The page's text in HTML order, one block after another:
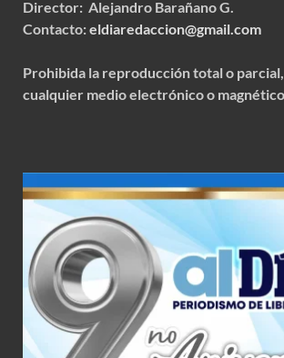
Director: Alejandro Barañano G.
Contacto:eldiaredaccion@gmail.com
Prohibida la reproducción total o
cualquier medio electrónico o